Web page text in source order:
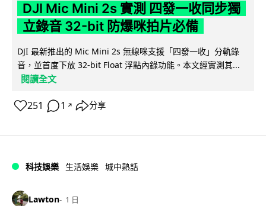
DJI Mic Mini 2s 實測 四發一收同步獨
立錄音 32-bit 防爆咪拍片必備
DJI 最新推出的 Mic Mini 2s 無線咪支援「四發一收」分軌錄
音，並首度下放 32-bit Float 浮點內錄功能。本文經實測其...
閱讀全文
251 1 ↗ 分享
科技娛樂 生活娛樂 城中熱話
Lawton 1 日